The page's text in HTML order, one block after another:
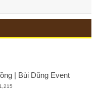
| Bùi Dũng Event
1,215